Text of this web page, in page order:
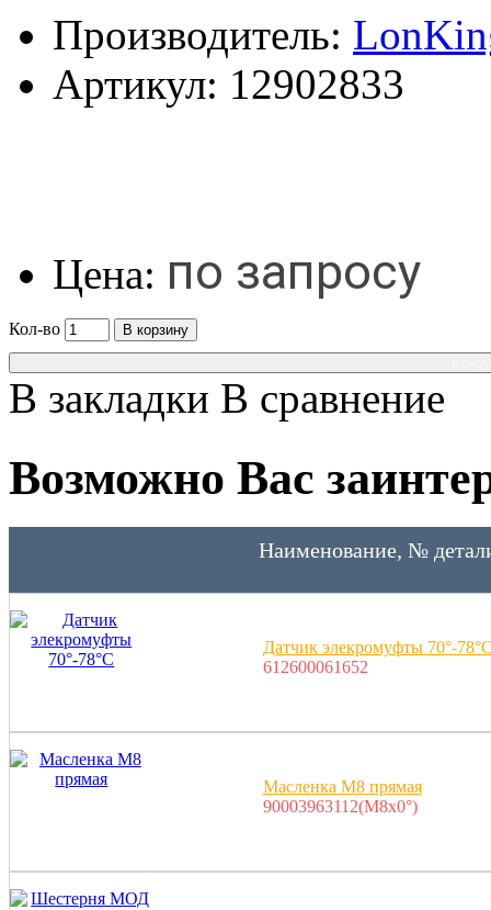
Производитель:
Артикул: 12902833
Цена: по запросу
Кол-во
В корзину
В закладки В сравнение
Возможно Вас
Наименование, №
Датчик элекромуфты 70°-
612600061652
Масленка M8 прямая
90003963112(M8x0°)